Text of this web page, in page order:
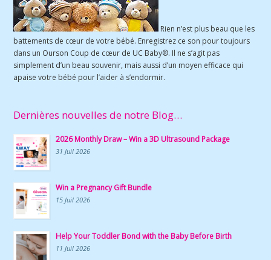
Rien n’est plus beau que les
battements de cœur de votre bébé. Enregistrez ce son pour toujours
dans un Ourson Coup de cœur de UC Baby®. Il ne s’agit pas
simplement d’un beau souvenir, mais aussi d’un moyen efficace qui
apaise votre bébé pour l’aider à s’endormir.
Dernières nouvelles de notre Blog…
2026 Monthly Draw – Win a 3D Ultrasound Package
31 Juil 2026
Win a Pregnancy Gift Bundle
15 Juil 2026
Help Your Toddler Bond with the Baby Before Birth
11 Juil 2026